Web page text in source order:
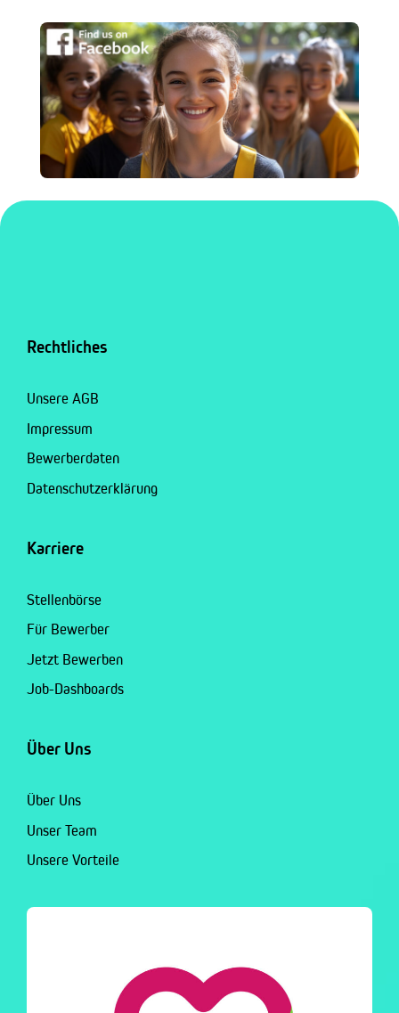
Rechtliches
Unsere AGB
Impressum
Bewerberdaten
Datenschutzerklärung
Karriere
Stellenbörse
Für Bewerber
Jetzt Bewerben
Job-Dashboards
Über Uns
Über Uns
Unser Team
Unsere Vorteile